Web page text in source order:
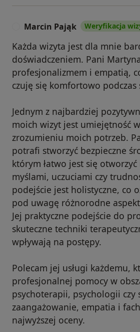
Marcin Pająk Weryfikacja
Każda wizyta jest dla mnie
doświadczeniem. Pani
profesjonalizmem i empatią,
czuję się komfortowo podczas
Jednym z najbardziej
moich wizyt jest umiejętność
zrozumieniu moich potrzeb.
potrafi stworzyć bezpieczne
którym łatwo jest się
myślami, uczuciami czy
podejście jest holistyczne, co
pod uwagę różnorodne
Jej praktyczne podejście do
skuteczne techniki
wpływają na postępy.
Polecam jej usługi każdemu,
profesjonalnej pomocy w
psychoterapii, psychologii czy
zaangażowanie, empatia i
najwyższej oceny.